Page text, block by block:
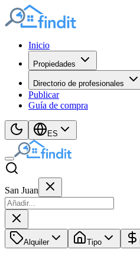
Inicio
Propiedades
Directorio de profesionales
Publicar
Guía de compra
ES
San Juan
Alquiler Tipo